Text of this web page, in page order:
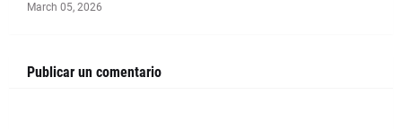
March 05, 2026
Publicar un comentario